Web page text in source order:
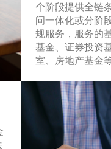
个阶段提供全链
问一体化或分阶
规服务，服务的
基金、证券投资
室、房地产基金